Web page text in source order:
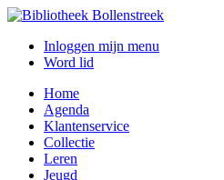
Inloggen mijn menu
Word lid
Home
Agenda
Klantenservice
Collectie
Leren
Jeugd